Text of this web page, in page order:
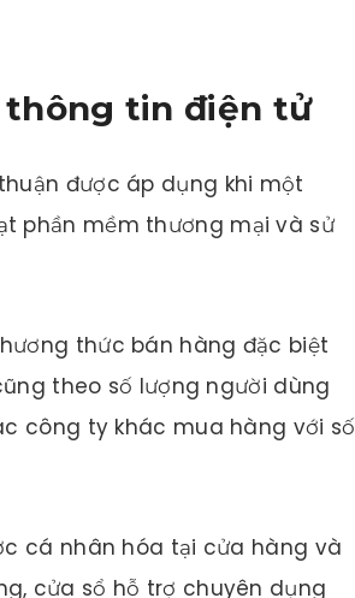
thông tin điện tử
được áp dụng khi một
phần mềm thương mại và sử
thức bán hàng đặc biệt
theo số lượng người dùng
công ty khác mua hàng với số
cá nhân hóa tại cửa hàng và
cửa sổ hỗ trợ chuyên dụng